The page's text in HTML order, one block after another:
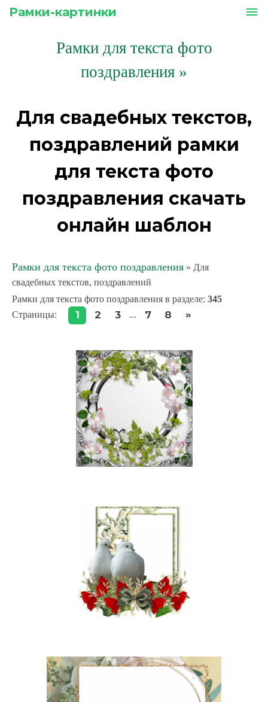
Рамки-картинки menu
Рамки для текста фото
поздравления »
Для свадебных текстов,
поздравлений рамки
для текста фото
поздравления скачать
онлайн шаблон
Рамки для текста фото поздравления » Для
свадебных текстов, поздравлений
Рамки для текста фото поздравления в разделе: 345
Страницы: 1 2 3 ... 7 8 »